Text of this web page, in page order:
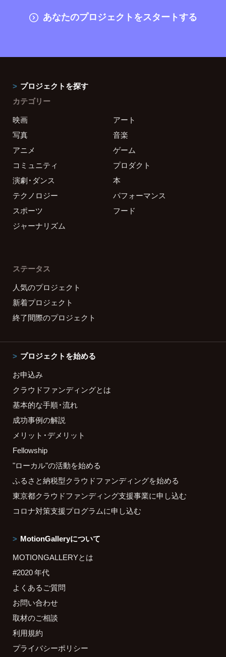
あなたのプロジェクトをスタートする
プロジェクトを探す
カテゴリー
映画
アート
写真
音楽
アニメ
ゲーム
コミュニティ
プロダクト
演劇・ダンス
本
テクノロジー
パフォーマンス
スポーツ
フード
ジャーナリズム
ステータス
人気のプロジェクト
新着プロジェクト
終了間際のプロジェクト
プロジェクトを始める
お申込み
クラウドファンディングとは
基本的な手順・流れ
成功事例の解説
メリット・デメリット
Fellowship
"ローカル"の活動を始める
ふるさと納税型クラウドファンディングを始める
東京都クラウドファンディング支援事業に申し込む
コロナ対策支援プログラムに申し込む
MotionGalleryについて
MOTIONGALLERYとは
#2020 年代
よくあるご質問
お問い合わせ
取材のご相談
利用規約
プライバシーポリシー